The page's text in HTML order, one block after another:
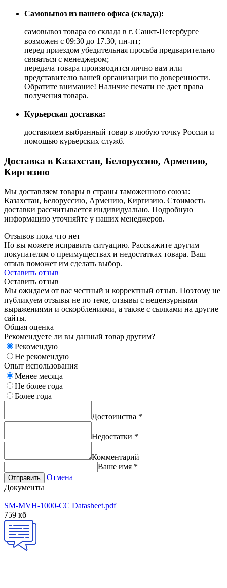
Самовывоз из нашего офиса (склада):
самовывоз товара со склада в г. Санкт-Петербурге
возможен с 09:30 до 17.30, пн-пт;
перед приездом убедительная просьба предварительно
связаться с менеджером;
передача товара производится лично вам или
представителю вашей организации по доверенности.
Обратите внимание! Наличие печати не дает права
получения товара.
Курьерская доставка:
доставляем выбранный товар в любую точку России и
помощью курьерских служб.
Доставка в Казахстан, Белоруссию, Армению,
Киргизию
Мы доставляем товары в страны таможенного союза:
Казахстан, Белоруссию, Армению, Киргизию. Стоимость
доставки рассчитывается индивидуально. Подробную
информацию уточняйте у наших менеджеров.
Отзывов пока что нет
Но вы можете исправить ситуацию. Расскажите другим
покупателям о преимуществах и недостатках товара. Ваш
отзыв поможет им сделать выбор.
Оставить отзыв
Оставить отзыв
Мы ожидаем от вас честный и корректный отзыв. Поэтому не
публикуем отзывы не по теме, отзывы с нецензурными
выражениями и оскорблениями, а также с сылками на другие
сайты.
Общая оценка
Рекомендуете ли вы данный товар другим?
Рекомендую
Не рекомендую
Опыт использования
Менее месяца
Не более года
Более года
Достоинства *
Недостатки *
Комментарий
Ваше имя *
Отправить
Отмена
Документы
SM-MVH-1000-CC Datasheet.pdf
759 кб